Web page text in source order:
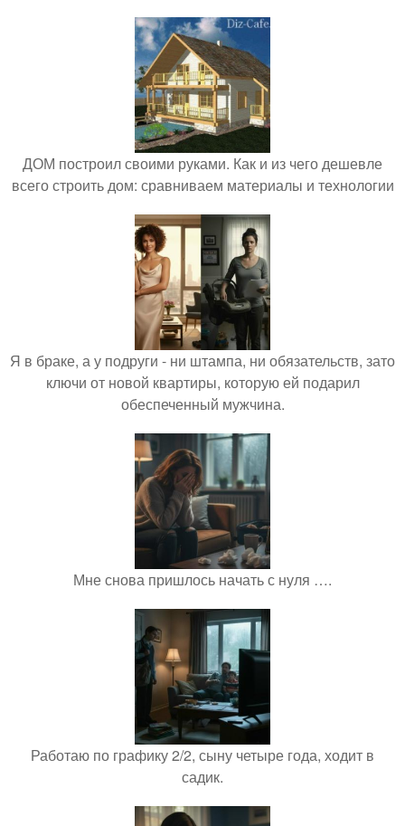
ДОМ построил своими руками. Как и из чего дешевле
всего строить дом: сравниваем материалы и технологии
Я в браке, а у подруги - ни штампа, ни обязательств, зато
ключи от новой квартиры, которую ей подарил
обеспеченный мужчина.
Мне снова пришлось начать с нуля ….
Работаю по графику 2/2, сыну четыре года, ходит в
садик.